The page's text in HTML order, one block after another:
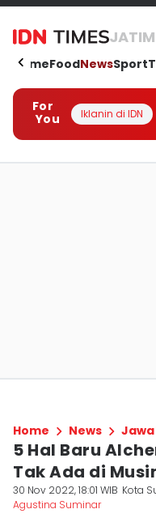
JATIM
HomeFoodNewsSport
For
You
Iklanin di IDN
Home News
5 Hal Baru
Tak Ada di
30 Nov 2022, 18:01 WIB Kota
Agustina Suminar